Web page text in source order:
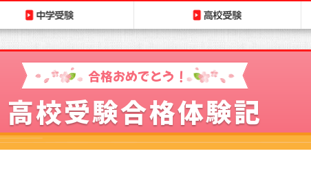
合格おめでとう！
高校受験合格体験記